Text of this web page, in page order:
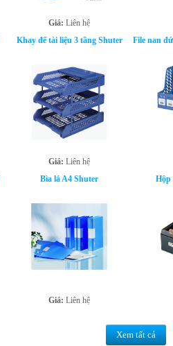
Giá: Liên hệ
Khay để tài liệu 3 tầng Shuter
Giá: Liên hệ
File nan
Bìa lá A4 Shuter
Giá: Liên hệ
Hộp
Xem tất cả